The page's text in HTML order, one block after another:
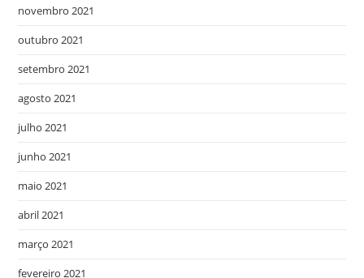
novembro 2021
outubro 2021
setembro 2021
agosto 2021
julho 2021
junho 2021
maio 2021
abril 2021
março 2021
fevereiro 2021